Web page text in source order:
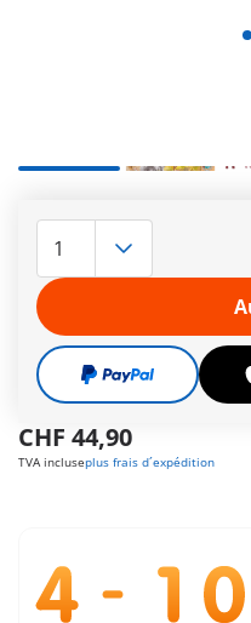
d’animaux de la savane.
également présents pour
phacochère et une gazelle.
Autres informations
Le délai de livraison
ouvrable
Livraison gratuite à
CHF 44,90
TVA incluseplus frais d´expédition